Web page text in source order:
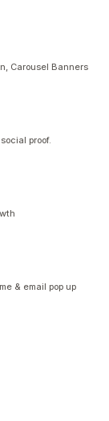
Carousel Banners
proof.
& email pop up